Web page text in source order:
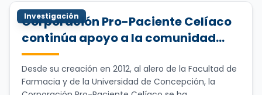
Investigación
Corporación Pro-Paciente Celíaco
continúa apoyo a la comunidad
fortaleciendo vinculación con el
medio de la Facultad de Farmacia
UdeC
Desde su creación en 2012, al alero de la Facultad de
Farmacia y de la Universidad de Concepción, la